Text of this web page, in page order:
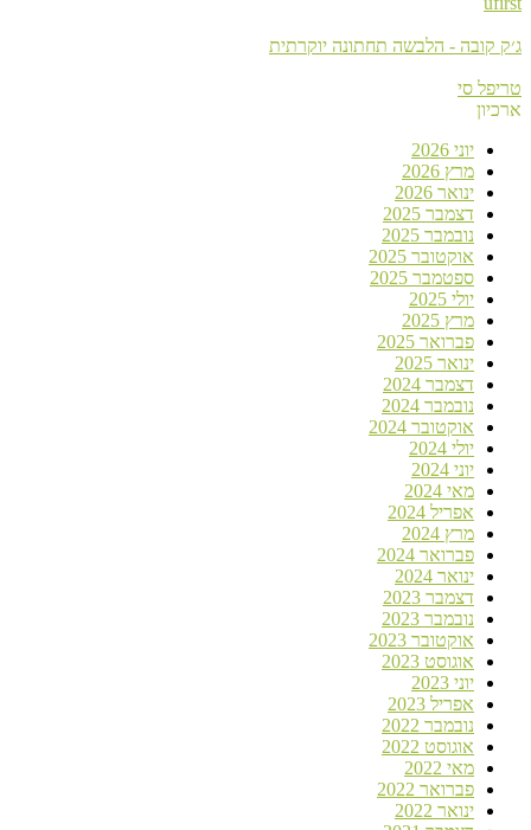
ג׳ק קובה - הלבשה תחתונה יוקרתית
טריפל סי
ארכיון
יוני 2026
מרץ 2026
ינואר 2026
דצמבר 2025
נובמבר 2025
אוקטובר 2025
ספטמבר 2025
יולי 2025
מרץ 2025
פברואר 2025
ינואר 2025
דצמבר 2024
נובמבר 2024
אוקטובר 2024
יולי 2024
יוני 2024
מאי 2024
אפריל 2024
מרץ 2024
פברואר 2024
ינואר 2024
דצמבר 2023
נובמבר 2023
אוקטובר 2023
אוגוסט 2023
יוני 2023
אפריל 2023
נובמבר 2022
אוגוסט 2022
מאי 2022
פברואר 2022
ינואר 2022